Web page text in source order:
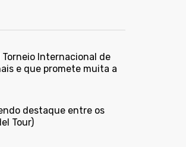
Internacional de
e que promete muita a
destaque entre os
Tour)